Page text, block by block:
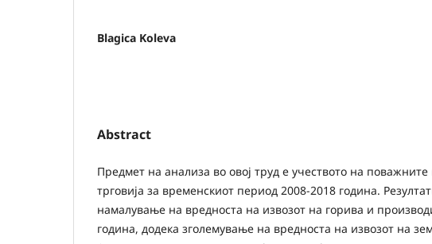
Blagica Koleva
Abstract
Предмет на анализа во овој труд е учеството на
трговија за временскиот период 2008-2018 година.
намалување на вредноста на извозот на горива и
година, додека зголемување на вредноста на извозот на